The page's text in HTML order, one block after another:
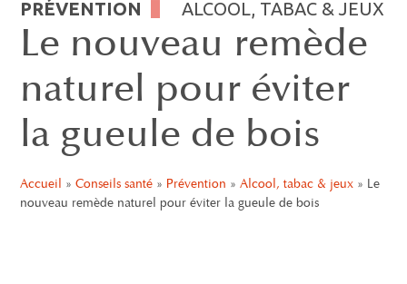
PRÉVENTION ALCOOL, TABAC & JEUX
Le nouveau remède
naturel pour éviter
la gueule de bois
Accueil »Conseils santé » Prévention »Alcool, tabac & jeux » Le
nouveau remède naturel pour éviter la gueule de bois